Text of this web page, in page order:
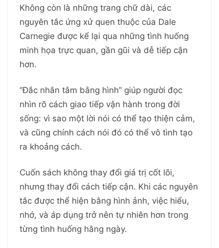
Không còn là những trang chữ dài, các
nguyên tắc ứng xử quen thuộc của Dale
Carnegie được kể lại qua những tình huống
minh họa trực quan, gần gũi và dễ tiếp cận
hơn.
“Đắc nhân tâm bằng hình” giúp người đọc
nhìn rõ cách giao tiếp vận hành trong đời
sống: vì sao một lời nói có thể tạo thiện cảm,
và cũng chính cách nói đó có thể vô tình tạo
ra khoảng cách.
Cuốn sách không thay đổi giá trị cốt lõi,
nhưng thay đổi cách tiếp cận. Khi các nguyên
tắc được thể hiện bằng hình ảnh, việc hiểu,
nhớ, và áp dụng trở nên tự nhiên hơn trong
từng tình huống hằng ngày.